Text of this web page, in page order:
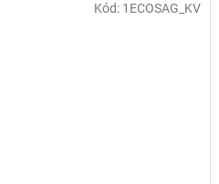
Kód: 1ECOSAG_KV